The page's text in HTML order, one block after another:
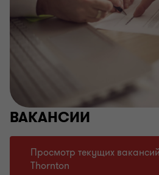
ВАКАНСИИ
Просмотр текущих
Thornton